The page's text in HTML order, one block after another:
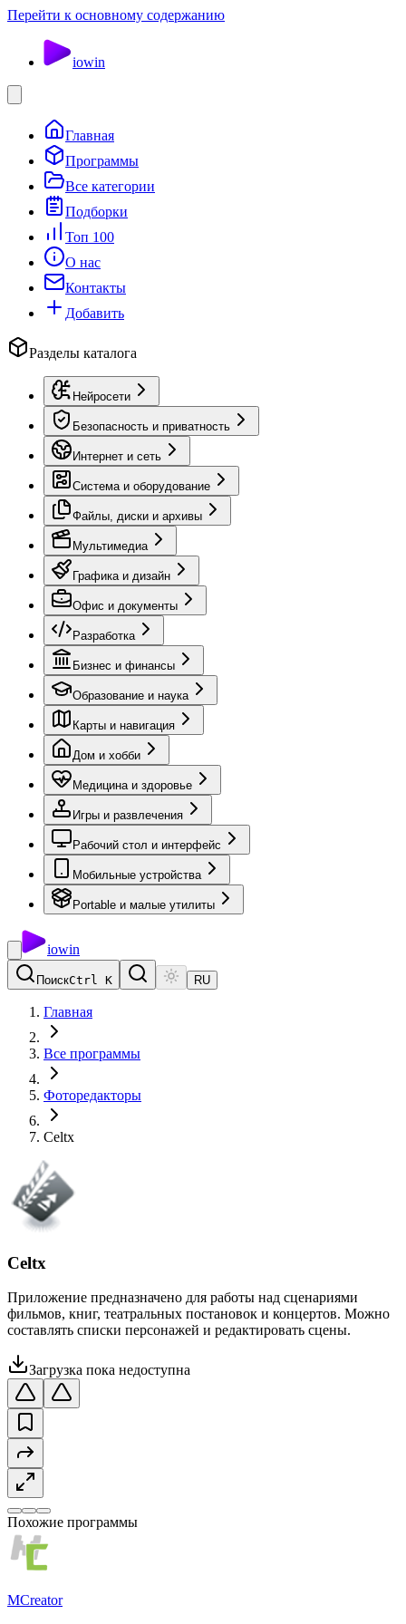
Перейти к основному содержанию
iowin
Главная
Программы
Все категории
Подборки
Топ 100
О нас
Контакты
Добавить
Разделы каталога
Нейросети
Безопасность и приватность
Интернет и сеть
Система и оборудование
Файлы, диски и архивы
Мультимедиа
Графика и дизайн
Офис и документы
Разработка
Бизнес и финансы
Образование и наука
Карты и навигация
Дом и хобби
Медицина и здоровье
Игры и развлечения
Рабочий стол и интерфейс
Мобильные устройства
Portable и малые утилиты
iowin
ПоискCtrl K RU
Главная
Все программы
Фоторедакторы
Celtx
Celtx
Приложение предназначено для работы над сценариями
фильмов, книг, театральных постановок и концертов. Можно
составлять списки персонажей и редактировать сцены.
Загрузка пока недоступна
Похожие программы
MCreator